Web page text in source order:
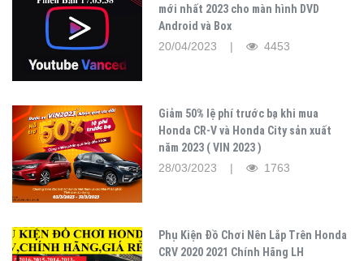
mới nhất 2023 cho màn hình DVD
Android và Box
20/04/2023 |
4453
Giảm 50% lệ phí trước bạ khi mua
Honda CR-V và Honda City sản xuất
năm 2023 ( VIN 2023 )
28/03/2023 |
1763
Phụ Kiện Đồ Chơi Nên Lắp Trên Honda
CRV 2020 2021 Chính Hãng LH